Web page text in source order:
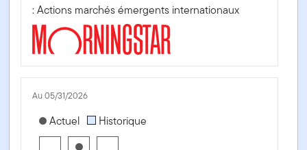
: Actions marchés émergents internationaux
Au 05/31/2026
[products.morningstar-stylebox-title-sr-equity]
Actuel Historique